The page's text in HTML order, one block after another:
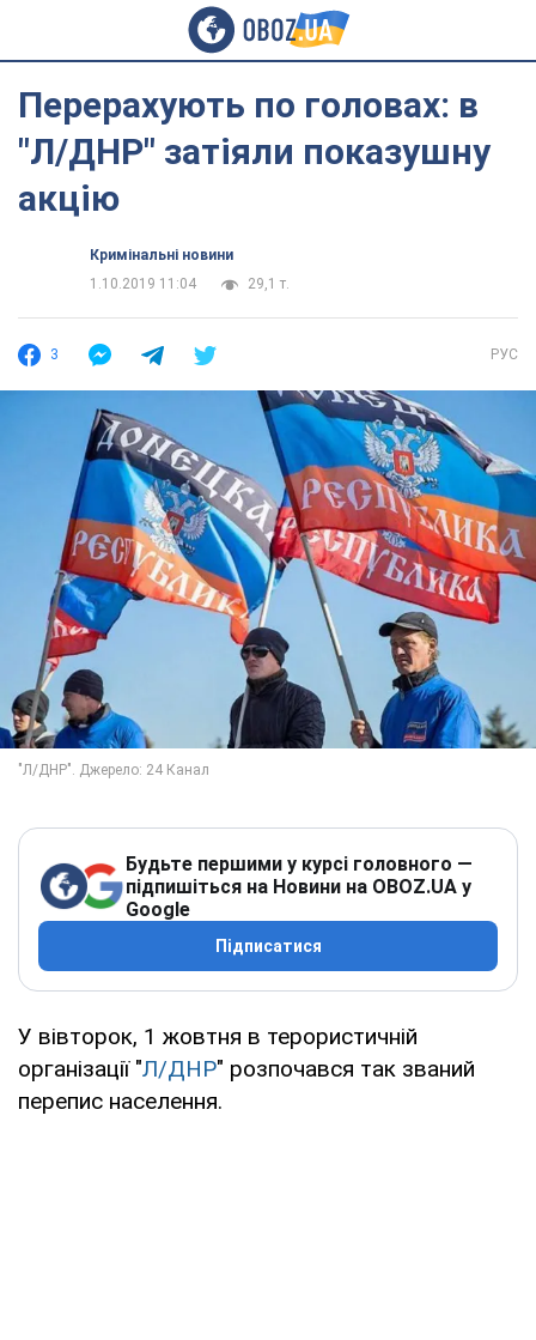
Перерахують по головах: в
"Л/ДНР" затіяли показушну
акцію
Кримінальні новини
1.10.2019 11:04
29,1 т.
3 РУС
Будьте першими у курсі головного —
підпишіться на Новини на OBOZ.UA у
Google
Підписатися
У вівторок, 1 жовтня в терористичній
організації "Л/ДНР" розпочався так званий
перепис населення.